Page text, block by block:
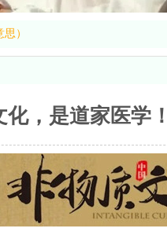
）
，是道家医学